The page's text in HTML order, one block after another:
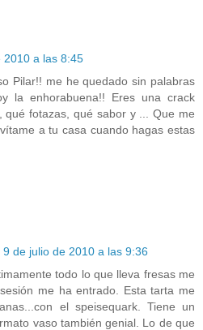
2010 a las 8:45
Pilar!! me he quedado sin palabras
la enhorabuena!! Eres una crack
qué fotazas, qué sabor y ... Que me
a tu casa cuando hagas estas
9 de julio de 2010 a las 9:36
todo lo que lleva fresas me
me ha entrado. Esta tarta me
el speisequark. Tiene un
vaso también genial. Lo de que